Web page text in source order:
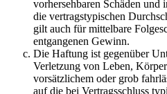
vorhersehbaren Schäden
die vertragstypischen
gilt auch für mittelbare
entgangenen Gewinn.
Die Haftung ist gegenüber
Verletzung von Leben,
vorsätzlichem oder grob
auf die bei Vertragsschluss